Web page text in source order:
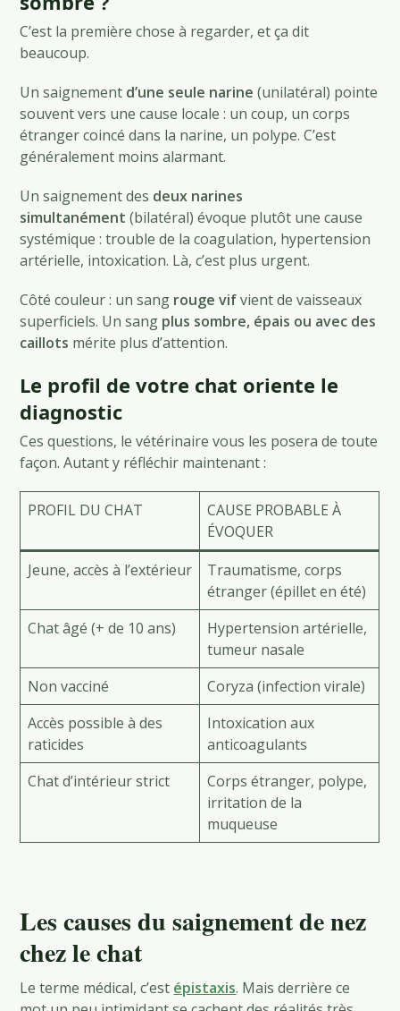
C’est la première chose à regarder, et ça dit
beaucoup.
Un saignement d’une seule narine (unilatéral) pointe
souvent vers une cause locale : un coup, un corps
étranger coincé dans la narine, un polype. C’est
généralement moins alarmant.
Un saignement des deux narines
simultanément (bilatéral) évoque plutôt une cause
systémique : trouble de la coagulation, hypertension
artérielle, intoxication. Là, c’est plus urgent.
Côté couleur : un sang rouge vifvient de vaisseaux
superficiels. Un sang plus sombre, épais ou avec des
caillots mérite plus d’attention.
Le profil de votre chat oriente le
diagnostic
Ces questions, le vétérinaire vous les posera de toute
façon. Autant y réfléchir maintenant :
PROFIL DU CHAT
CAUSE PROBABLE À
ÉVOQUER
Jeune, accès à l’extérieur
Traumatisme, corps
étranger (épillet en été)
Chat âgé (+ de 10 ans)
Hypertension artérielle,
tumeur nasale
Non vacciné
Coryza (infection virale)
Accès possible à des
raticides
Intoxication aux
anticoagulants
Chat d’intérieur strict
Corps étranger, polype,
irritation de la
muqueuse
Les causes du saignement de nez
chez le chat
Le terme médical, c’est épistaxis. Mais derrière ce